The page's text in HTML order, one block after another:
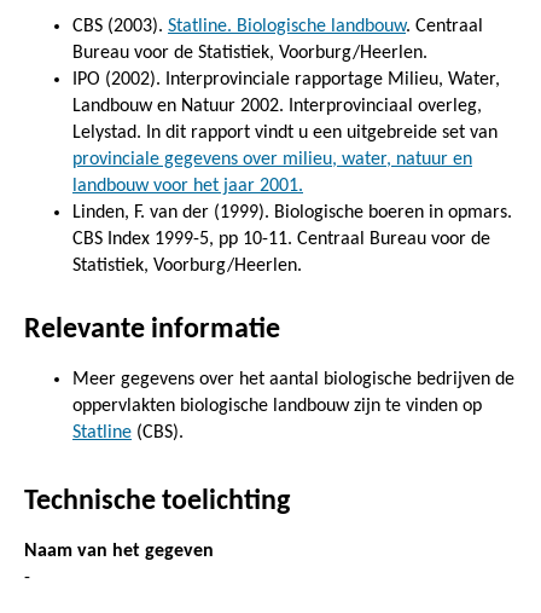
CBS (2003). Statline. Biologische landbouw. Centraal
Bureau voor de Statistiek, Voorburg/Heerlen.
IPO (2002). Interprovinciale rapportage Milieu, Water,
Landbouw en Natuur 2002. Interprovinciaal overleg,
Lelystad. In dit rapport vindt u een uitgebreide set van
provinciale gegevens over milieu, water, natuur en
landbouw voor het jaar 2001.
Linden, F. van der (1999). Biologische boeren in opmars.
CBS Index 1999-5, pp 10-11. Centraal Bureau voor de
Statistiek, Voorburg/Heerlen.
Relevante informatie
Meer gegevens over het aantal biologische bedrijven de
oppervlakten biologische landbouw zijn te vinden op
Statline (CBS).
Technische toelichting
Naam van het gegeven
-